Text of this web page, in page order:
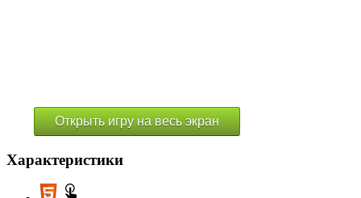
Открыть игру на весь экран
Характеристики